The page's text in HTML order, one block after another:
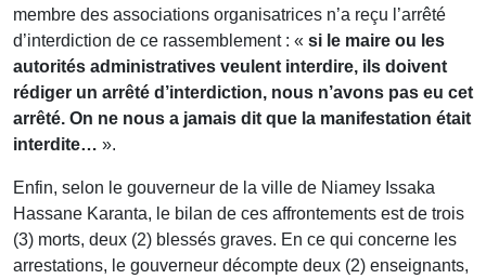
membre des associations organisatrices n’a reçu l’arrêté
d’interdiction de ce rassemblement : « si le maire ou les
autorités administratives veulent interdire, ils doivent
rédiger un arrêté d’interdiction, nous n’avons pas eu cet
arrêté. On ne nous a jamais dit que la manifestation était
interdite… ».
Enfin, selon le gouverneur de la ville de Niamey Issaka
Hassane Karanta, le bilan de ces affrontements est de trois
(3) morts, deux (2) blessés graves. En ce qui concerne les
arrestations, le gouverneur décompte deux (2) enseignants,